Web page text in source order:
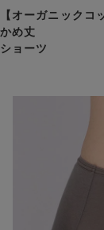
【オーガニックコ
かめ丈
ショーツ